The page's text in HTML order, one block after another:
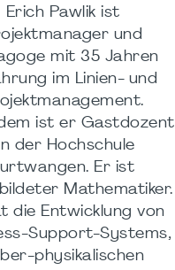
Erich Pawlik ist
und
mit 35 Jahren
im Linien- und
ist er Gastdozent
der Hochschule
Er ist
Mathematiker.
die Entwicklung von
Support-Systems,
physikalischen